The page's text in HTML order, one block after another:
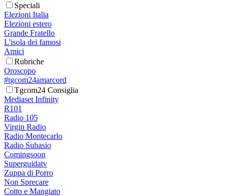
Speciali
Elezioni Italia
Elezioni estero
Grande Fratello
L'isola dei famosi
Amici
Rubriche
Oroscopo
#tgcom24amarcord
Tgcom24 Consiglia
Mediaset Infinity
R101
Radio 105
Virgin Radio
Radio Montecarlo
Radio Subasio
Comingsoon
Superguidatv
Zuppa di Porro
Non Sprecare
Cotto e Mangiato